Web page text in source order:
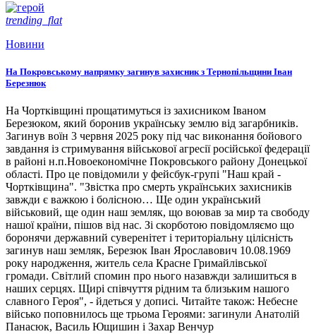
trending_flat
Новини
На Покровському напрямку загинув захисник з Тернопільщини Іван
Березнюк
На Чортківщині прощатимуться із захисником Іваном
Березюком, який боронив українську землю від загарбників.
Загинув воїн 3 червня 2025 року під час виконання бойового
завдання із стримування військової агресії російської федерації
в районі н.п.Новоекономічне Покровського району Донецької
області. Про це повідомили у фейсбук-групі "Наш край -
Чортківщина". "Звістка про смерть українських захисників
завжди є важкою і болісною… Ще один український
військовий, ще один наш земляк, що воював за мир та свободу
нашої країни, пішов від нас. Зі скорботою повідомляємо що
боронячи державний суверенітет і територіальну цілісність
загинув наш земляк, Березюк Іван Ярославович 10.08.1969
року народження, житель села Красне Гримайлівської
громади. Світлий спомин про нього назавжди залишиться в
наших серцях. Щирі співчуття рідним та близьким нашого
славного Героя", - йдеться у дописі. Читайте також: Небесне
військо поповнилось ще трьома Героями: загинули Анатолій
Панасюк, Василь Ющишин і Захар Венчур